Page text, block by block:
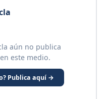
aún no publica
este medio.
Publica aquí →